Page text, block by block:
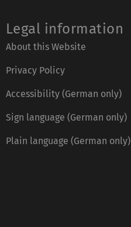
Legal information
About this Website
Privacy Policy
Accessibility (German only)
Sign language (German only)
Plain language (German only)